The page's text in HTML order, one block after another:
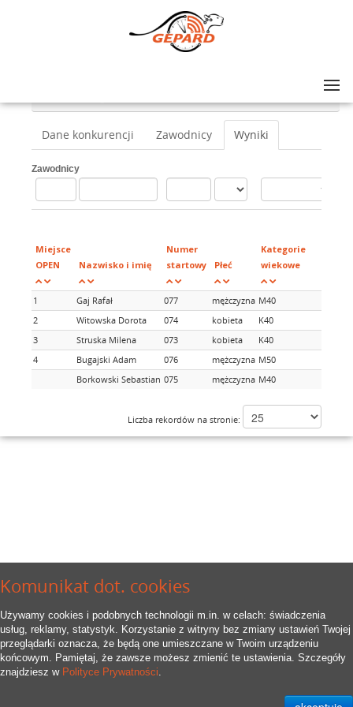
Komunikat dot. cookies
Używamy cookies i podobnych technologii m.in. w celach: świadczenia
usług, reklamy, statystyk. Korzystanie z witryny bez zmiany ustawień Twojej
przeglądarki oznacza, że będą one umieszczane w Twoim urządzeniu
końcowym. Pamiętaj, że zawsze możesz zmienić te ustawienia. Szczegóły
znajdziesz w Polityce Prywatności.
Dane konkurencji Zawodnicy Wyniki
Zawodnicy
Miejsce
OPEN
Nazwisko i imię
Numer
startowy
Płeć
Kategorie
wiekowe
1 Gaj Rafał 077 mężczyzna M40
2
Witowska Dorota 074 kobieta K40
3
Struska Milena 073 kobieta K40
4
Bugajski Adam 076 mężczyzna M50
Borkowski Sebastian 075 mężczyzna M40
Liczba rekordów na stronie: